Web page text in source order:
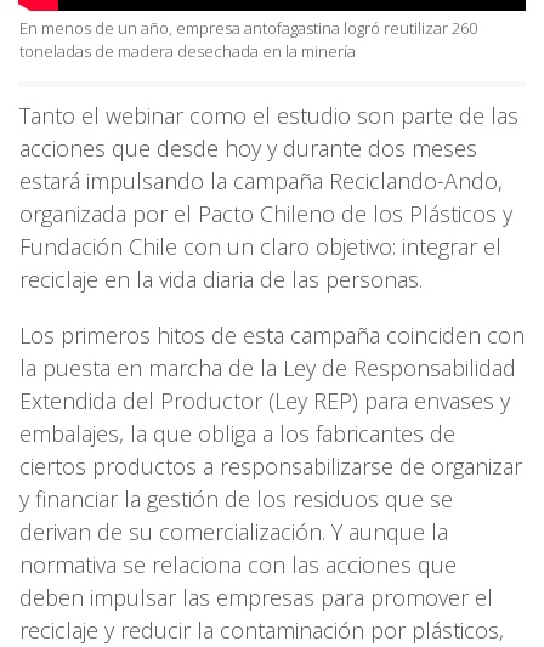
En menos de un año, empresa antofagastina logró reutilizar 260
toneladas de madera desechada en la minería
Tanto el webinar como el estudio son parte de las
acciones que desde hoy y durante dos meses
estará impulsando la campaña Reciclando-Ando,
organizada por el Pacto Chileno de los Plásticos y
Fundación Chile con un claro objetivo: integrar el
reciclaje en la vida diaria de las personas.
Los primeros hitos de esta campaña coinciden con
la puesta en marcha de la Ley de Responsabilidad
Extendida del Productor (Ley REP) para envases y
embalajes, la que obliga a los fabricantes de
ciertos productos a responsabilizarse de organizar
y financiar la gestión de los residuos que se
derivan de su comercialización. Y aunque la
normativa se relaciona con las acciones que
deben impulsar las empresas para promover el
reciclaje y reducir la contaminación por plásticos,